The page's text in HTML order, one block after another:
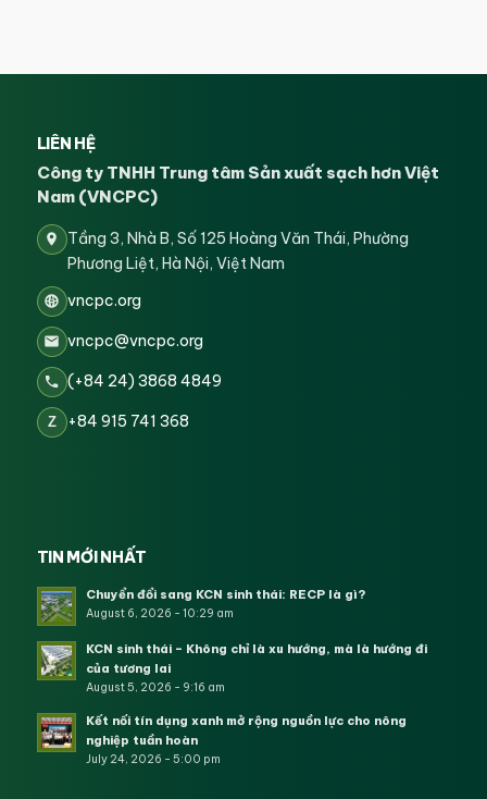
LIÊN HỆ
Công ty TNHH Trung tâm Sản xuất sạch hơn Việt
Nam (VNCPC)
Tầng 3, Nhà B, Số 125 Hoàng Văn Thái, Phường
Phương Liệt, Hà Nội, Việt Nam
vncpc.org
vncpc@vncpc.org
(+84 24) 3868 4849
Z +84 915 741 368
TIN MỚI NHẤT
Chuyển đổi sang KCN sinh thái: RECP là gì?
August 6, 2026 - 10:29 am
KCN sinh thái – Không chỉ là xu hướng, mà là hướng đi
của tương lai
August 5, 2026 - 9:16 am
Kết nối tín dụng xanh mở rộng nguồn lực cho nông
nghiệp tuần hoàn
July 24, 2026 - 5:00 pm